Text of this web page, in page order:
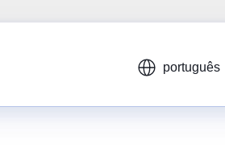
português